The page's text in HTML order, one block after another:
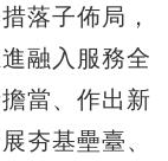
落子佈局，
融入服務全
當、作出新
夯基壘臺、